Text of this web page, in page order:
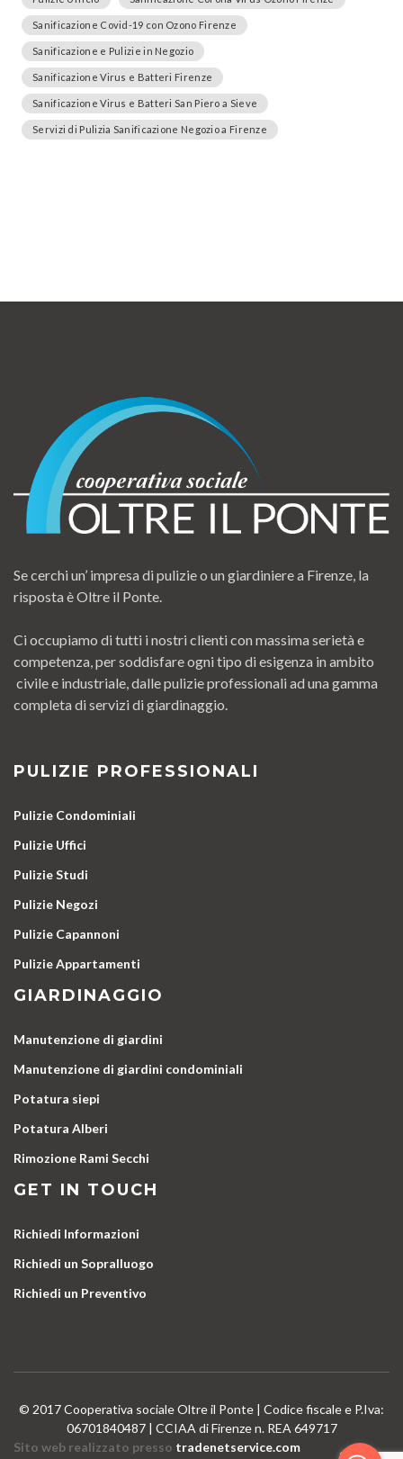
Sanificazione Covid-19 con Ozono Firenze
Sanificazione e Pulizie in Negozio
Sanificazione Virus e Batteri Firenze
Sanificazione Virus e Batteri San Piero a Sieve
Servizi di Pulizia Sanificazione Negozio a Firenze
Se cerchi un’ impresa di pulizie o un giardiniere a Firenze, la
risposta è Oltre il Ponte.
Ci occupiamo di tutti i nostri clienti con massima serietà e
competenza, per soddisfare ogni tipo di esigenza in ambito
civile e industriale, dalle pulizie professionali ad una gamma
completa di servizi di giardinaggio.
PULIZIE PROFESSIONALI
Pulizie Condominiali
Pulizie Uffici
Pulizie Studi
Pulizie Negozi
Pulizie Capannoni
Pulizie Appartamenti
GIARDINAGGIO
Manutenzione di giardini
Manutenzione di giardini condominiali
Potatura siepi
Potatura Alberi
Rimozione Rami Secchi
GET IN TOUCH
Richiedi Informazioni
Richiedi un Sopralluogo
Richiedi un Preventivo
© 2017 Cooperativa sociale Oltre il Ponte | Codice fiscale e P.Iva:
06701840487 | CCIAA di Firenze n. REA 649717
Sito web realizzato presso tradenetservice.com